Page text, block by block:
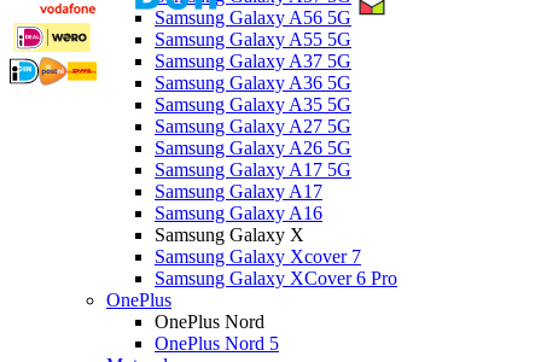
Samsung Galaxy A56 5G
Samsung Galaxy A55 5G
Samsung Galaxy A37 5G
Samsung Galaxy A36 5G
Samsung Galaxy A35 5G
Samsung Galaxy A27 5G
Samsung Galaxy A26 5G
Samsung Galaxy A17 5G
Samsung Galaxy A17
Samsung Galaxy A16
Samsung Galaxy X
Samsung Galaxy Xcover 7
Samsung Galaxy XCover 6 Pro
OnePlus
OnePlus Nord
OnePlus Nord 5